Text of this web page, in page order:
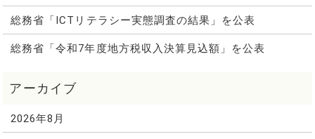
総務省「ICTリテラシー実態調査の結果」を公表
総務省「令和7年度地方税収入決算見込額」を公表
2026年8月